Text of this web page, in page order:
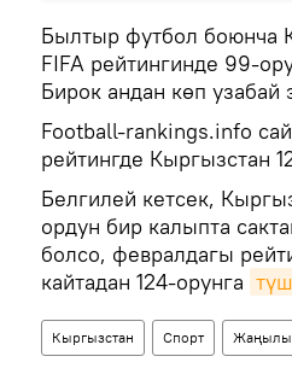
Былтыр футбол боюнча
FIFA рейтингинде 99-
Бирок андан көп
Football-rankings.info
рейтингде Кыргызстан
Белгилей кетсек,
ордун бир калыпта
болсо, февралдагы
кайтадан 124-орунга
Кыргызстан Спорт